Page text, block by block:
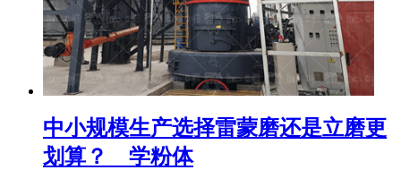
中小规模生产选择雷蒙磨还是立磨更
划算？ _ 学粉体